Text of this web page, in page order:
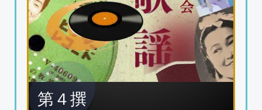
第４撰